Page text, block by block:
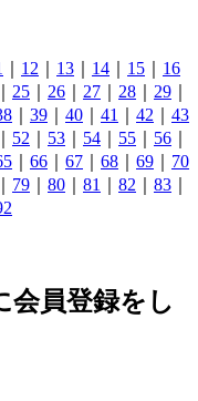
12 13 14 15
16
25 26 27 28 29
39 40 41 42
43
52 53 54 55 56
66 67 68 69
70
79 80 81 82 83
会員登録をし